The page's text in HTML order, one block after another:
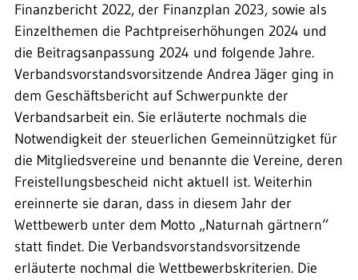
Finanzbericht 2022, der Finanzplan 2023, sowie als
Einzelthemen die Pachtpreiserhöhungen 2024 und
die Beitragsanpassung 2024 und folgende Jahre.
Verbandsvorstandsvorsitzende Andrea Jäger ging in
dem Geschäftsbericht auf Schwerpunkte der
Verbandsarbeit ein. Sie erläuterte nochmals die
Notwendigkeit der steuerlichen Gemeinnützigket für
die Mitgliedsvereine und benannte die Vereine, deren
Freistellungsbescheid nicht aktuell ist. Weiterhin
ereinnerte sie daran, dass in diesem Jahr der
Wettbewerb unter dem Motto „Naturnah gärtnern“
statt findet. Die Verbandsvorstandsvorsitzende
erläuterte nochmal die Wettbewerbskriterien. Die